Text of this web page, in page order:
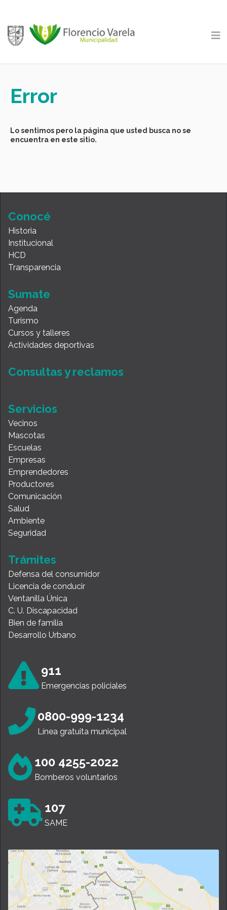
Error
Lo sentimos pero la página que usted busca no se
encuentra en este sitio.
Conocé
Historia
Institucional
HCD
Transparencia
Sumate
Agenda
Turismo
Cursos y talleres
Actividades deportivas
Consultas y reclamos
Servicios
Vecinos
Mascotas
Escuelas
Empresas
Emprendedores
Productores
Comunicación
Salud
Ambiente
Seguridad
Trámites
Defensa del consumidor
Licencia de conducir
Ventanilla Única
C. U. Discapacidad
Bien de familia
Desarrollo Urbano
911
Emergencias policiales
0800-999-1234
Línea gratuita municipal
100 4255-2022
Bomberos voluntarios
107
SAME